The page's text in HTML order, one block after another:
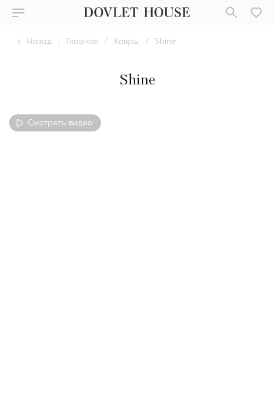
Назад | Главная / Ковры / Shine
Shine
Смотреть видео